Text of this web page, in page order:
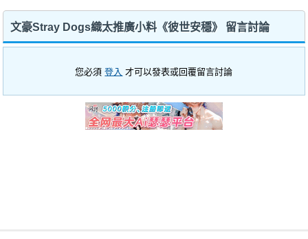
文豪Stray Dogs織太推廣小料《彼世安穩》 留言討論
您必須登入 才可以發表或回覆留言討論